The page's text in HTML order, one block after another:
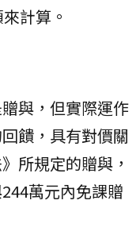
計算。
與，但實際運作
饋，具有對價關
所規定的贈與，
萬元內免課贈